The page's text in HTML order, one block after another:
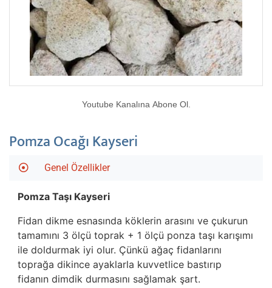
Youtube Kanalına Abone Ol.
Pomza Ocağı Kayseri
Genel Özellikler
Pomza Taşı Kayseri
Fidan dikme esnasında köklerin arasını ve çukurun
tamamını 3 ölçü toprak + 1 ölçü ponza taşı karışımı
ile doldurmak iyi olur. Çünkü ağaç fidanlarını
toprağa dikince ayaklarla kuvvetlice bastırıp
fidanın dimdik durmasını sağlamak şart.